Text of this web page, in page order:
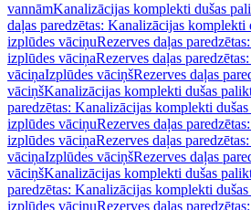
vannāmKanalizācijas komplekti dušas
daļas paredzētas: Kanalizācijas komplekti
izplūdes vāciņuRezerves daļas
izplūdes vāciņaRezerves daļas
vāciņaIzplūdes vāciņšRezerves daļas
vāciņšKanalizācijas komplekti dušas
paredzētas: Kanalizācijas komplekti
izplūdes vāciņuRezerves daļas
izplūdes vāciņaRezerves daļas
vāciņaIzplūdes vāciņšRezerves daļas
vāciņšKanalizācijas komplekti dušas
paredzētas: Kanalizācijas komplekti
izplūdes vāciņuRezerves daļas